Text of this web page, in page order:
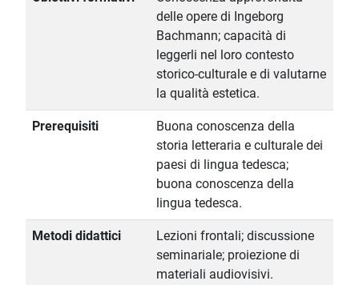
delle opere di Ingeborg
Bachmann; capacità di
leggerli nel loro contesto
storico-culturale e di valutarne
la qualità estetica.
Prerequisiti
Buona conoscenza della
storia letteraria e culturale dei
paesi di lingua tedesca;
buona conoscenza della
lingua tedesca.
Metodi didattici
Lezioni frontali; discussione
seminariale; proiezione di
materiali audiovisivi.